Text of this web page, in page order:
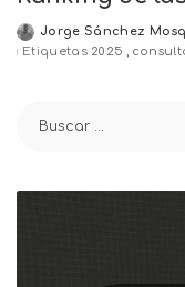
Posted
by
Jorge Sánchez
Etiquetas 2025